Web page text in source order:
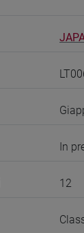
In
12